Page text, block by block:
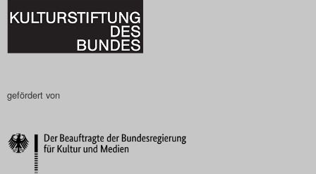
gefördert von